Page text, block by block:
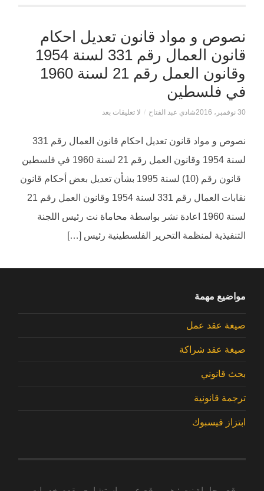
نصوص و مواد قانون تعديل احكام
قانون العمال رقم 331 لسنة 1954
وقانون العمل رقم 21 لسنة 1960
في فلسطين
30 نوفمبر، 2016 شادي عبد الفتاح / لا تعليقات بعد
نصوص و مواد قانون تعديل احكام قانون العمال رقم 331
لسنة 1954 وقانون العمل رقم 21 لسنة 1960 في فلسطين
قانون رقم (10) لسنة 1995 بشأن تعديل بعض أحكام قانون
نقابات العمال رقم 331 لسنة 1954 وقانون العمل رقم 21
لسنة 1960 اعادة نشر بواسطة محاماة نت رئيس اللجنة
التنفيذية لمنظمة التحرير الفلسطينية رئيس […]
مواضيع مهمة
صيغة عقد عمل
صيغة عقد شراكة
بحث قانوني
ترجمة قانونية
ابتزاز فيسبوك